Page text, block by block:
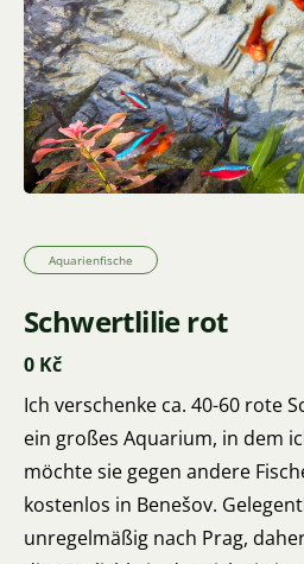
Aquarienfische
Schwertlilie rot
0 Kč
Ich verschenke ca. 40-60 rote
ein großes Aquarium, in dem
möchte sie gegen andere
kostenlos in Benešov.
unregelmäßig nach Prag,